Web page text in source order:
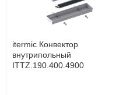
Подробнее
Подробнее
itermic Конвектор
внутрипольный
ITTZ.190.400.4900